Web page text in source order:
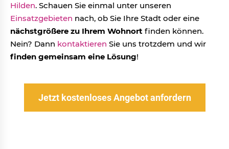
Hilden. Schauen Sie einmal unter unseren
Einsatzgebieten nach, ob Sie Ihre Stadt oder eine
nächstgrößere zu Ihrem Wohnort finden können.
Nein? Dann kontaktieren Sie uns trotzdem und wir
finden gemeinsam eine Lösung!
Jetzt kostenloses Angebot anfordern